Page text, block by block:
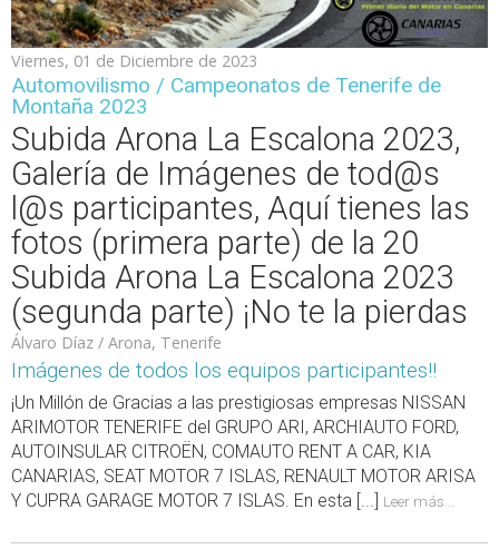
Viernes, 01 de Diciembre de 2023
Automovilismo / Campeonatos de Tenerife de
Montaña 2023
Subida Arona La Escalona 2023,
Galería de Imágenes de tod@s
l@s participantes, Aquí tienes las
fotos (primera parte) de la 20
Subida Arona La Escalona 2023
(segunda parte) ¡No te la pierdas
Álvaro Díaz / Arona, Tenerife
Imágenes de todos los equipos participantes!!
¡Un Millón de Gracias a las prestigiosas empresas NISSAN
ARIMOTOR TENERIFE del GRUPO ARI, ARCHIAUTO FORD,
AUTOINSULAR CITROËN, COMAUTO RENT A CAR, KIA
CANARIAS, SEAT MOTOR 7 ISLAS, RENAULT MOTOR ARISA
Y CUPRA GARAGE MOTOR 7 ISLAS. En esta [...] Leer más...